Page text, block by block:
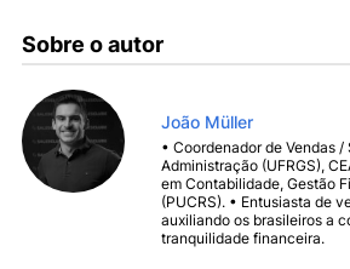
Sobre o autor
João Müller
• Coordenador de Vendas /
Administração (UFRGS),
em Contabilidade, Gestão
(PUCRS). • Entusiasta de
auxiliando os brasileiros a
tranquilidade financeira.